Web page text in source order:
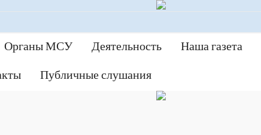
Органы МСУ Деятельность Наша газета
Публичные слушания